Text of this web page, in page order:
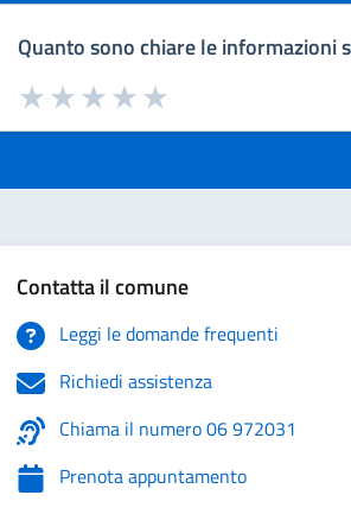
Quanto sono chiare le informazioni
Valuta da 1 a 5 stelle la pagina
Valuta 5 stelle su 5
Valuta 4 stelle su 5
Valuta 3 stelle su 5
Valuta 2 stelle su 5
Valuta 1 stelle su 5
Contatta il comune
Leggi le domande frequenti
Richiedi assistenza
Chiama il numero 06 972031
Prenota appuntamento